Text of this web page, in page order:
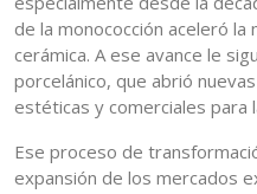
de la monococción aceleró
cerámica. A ese avance le
porcelánico, que abrió
estéticas y comerciales para
Ese proceso de
expansión de los mercados